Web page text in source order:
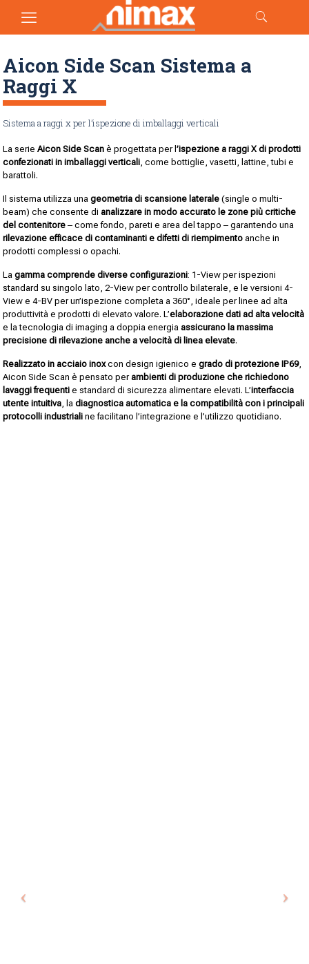
Aicon Side Scan Sistema a
Raggi X
Sistema a raggi x per l’ispezione di imballaggi verticali
La serieAicon Side Scan è progettata per l’ispezione a raggi X di prodotti
confezionati in imballaggi verticali, come bottiglie, vasetti, lattine, tubi e
barattoli.
Il sistema utilizza una geometria di scansione laterale (single o multi-
beam) che consente dianalizzare in modo accurato le zone più critiche
del contenitore – come fondo, pareti e area del tappo – garantendo una
rilevazione efficace di contaminanti e difetti di riempimento anche in
prodotti complessi o opachi.
Lagamma comprende diverse configurazioni: 1-View per ispezioni
standard su singolo lato, 2-View per controllo bilaterale, e le versioni 4-
View e 4-BV per un’ispezione completa a 360°, ideale per linee ad alta
produttività e prodotti di elevato valore. L’elaborazione dati ad alta velocità
e la tecnologia di imaging a doppia energiaassicurano la massima
precisione di rilevazione anche a velocità di linea elevate.
Realizzato in acciaio inoxcon design igienico egrado di protezione IP69,
Aicon Side Scan è pensato perambienti di produzione che richiedono
lavaggi frequenti e standard di sicurezza alimentare elevati. L’interfaccia
utente intuitiva, la diagnostica automatica e la compatibilità con i principali
protocolli industriali ne facilitano l’integrazione e l’utilizzo quotidiano.